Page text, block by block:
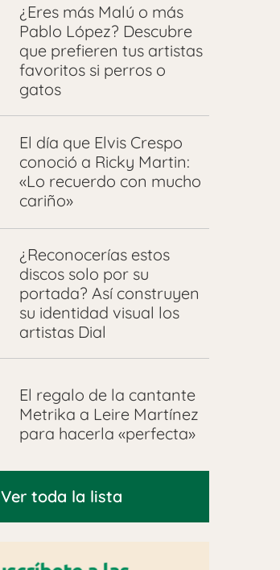
¿Eres más Malú o más
Pablo López? Descubre
que prefieren tus artistas
favoritos si perros o
gatos
El día que Elvis Crespo
conoció a Ricky Martin:
«Lo recuerdo con mucho
cariño»
¿Reconocerías estos
discos solo por su
portada? Así construyen
su identidad visual los
artistas Dial
El regalo de la cantante
Metrika a Leire Martínez
para hacerla «perfecta»
Ver toda la lista